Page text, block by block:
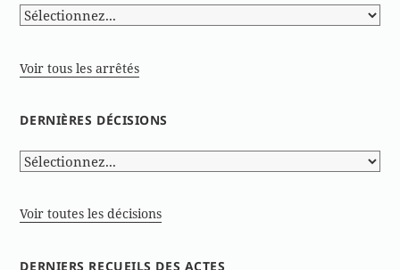
Voir tous les arrêtés
DERNIÈRES DÉCISIONS
Voir toutes les décisions
DERNIERS RECUEILS DES ACTES